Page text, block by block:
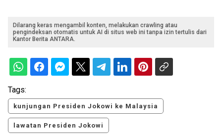
Dilarang keras mengambil konten, melakukan crawling atau
pengindeksan otomatis untuk AI di situs web ini tanpa izin tertulis dari
Kantor Berita ANTARA.
Tags:
kunjungan Presiden Jokowi ke Malaysia
lawatan Presiden Jokowi